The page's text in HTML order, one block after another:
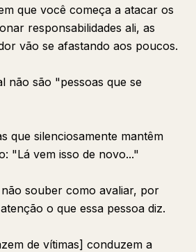
que você começa a atacar os
responsabilidades ali, as
vão se afastando aos poucos.
não são "pessoas que se
que silenciosamente mantêm
"Lá vem isso de novo..."
souber como avaliar, por
o que essa pessoa diz.
de vítimas] conduzem a